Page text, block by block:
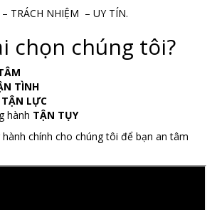
TRÁCH NHIỆM – UY TÍN.
chọn chúng tôi?
TÌNH
TẬN LỰC
hành TẬN TỤY
chính cho chúng tôi để bạn an tâm